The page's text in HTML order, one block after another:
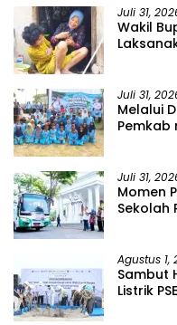
Juli 31,
Wakil
Juli 31,
Melalui
Pemkab
Juli 31,
Momen
Sekolah
Agustus 1,
Sambut
Listrik